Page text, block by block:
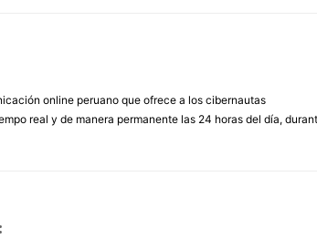
online peruano que ofrece a los cibernautas
real y de manera permanente las 24 horas del día,